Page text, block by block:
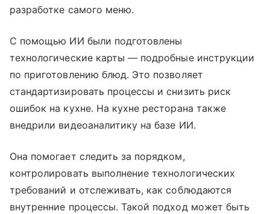
разработке самого меню.
С помощью ИИ были подготовлены
технологические карты — подробные инструкции
по приготовлению блюд. Это позволяет
стандартизировать процессы и снизить риск
ошибок на кухне. На кухне ресторана также
внедрили видеоаналитику на базе ИИ.
Она помогает следить за порядком,
контролировать выполнение технологических
требований и отслеживать, как соблюдаются
внутренние процессы. Такой подход может быть